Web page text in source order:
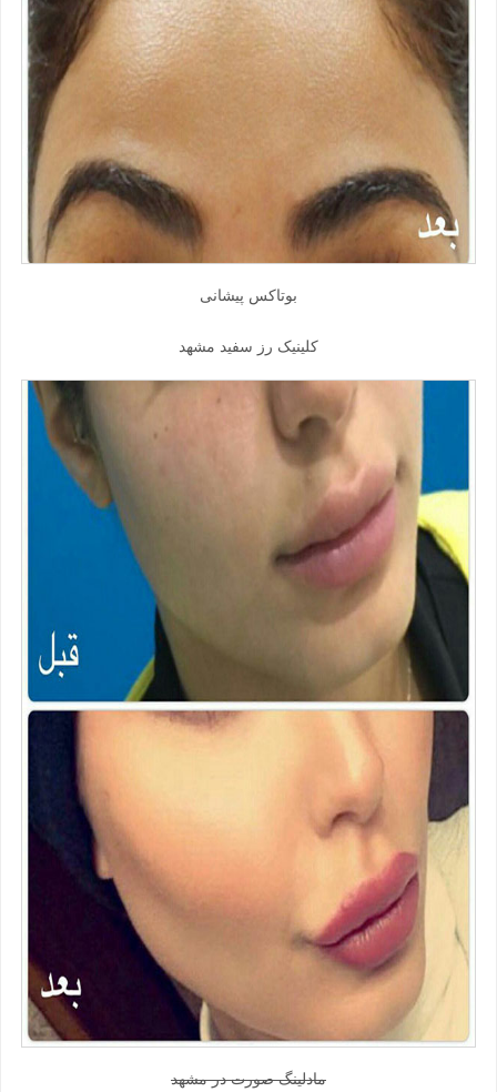
بوتاکس پیشانی
کلینیک رز سفید مشهد
مادلینگ صورت در مشهد